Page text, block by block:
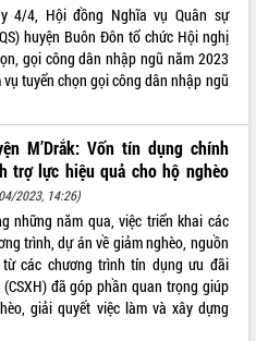
4/4, Hội đồng Nghĩa vụ Quân sự
huyện Buôn Đôn tổ chức Hội nghị
gọi công dân nhập ngũ năm 2023
tuyển chọn gọi công dân nhập ngũ
M’Drắk: Vốn tín dụng chính
trợ lực hiệu quả cho hộ nghèo
2023, 14:26)
những năm qua, việc triển khai các
trình, dự án về giảm nghèo, nguồn
từ các chương trình tín dụng ưu đãi
đã góp phần quan trọng giúp
giải quyết việc làm và xây dựng